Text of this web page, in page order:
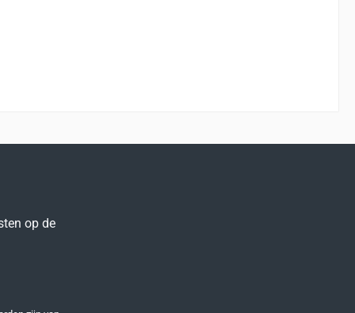
op de